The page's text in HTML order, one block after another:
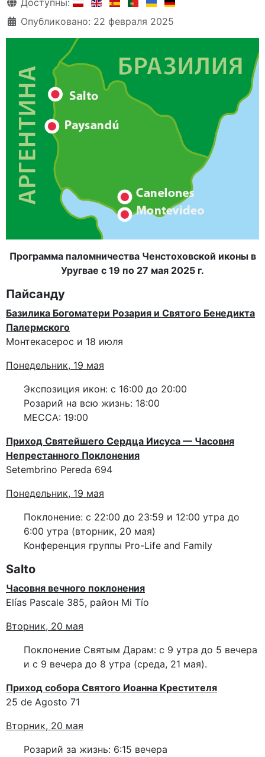
Опубликовано: 22 февраля 2025
Программа паломничества Ченстоховской иконы в
Уругвае с 19 по 27 мая 2025 г.
Пайсанду
Базилика Богоматери Розария и Святого Бенедикта
Палермского
Монтекасерос и 18 июля
Понедельник, 19 мая
Экспозиция икон: с 16:00 до 20:00
Розарий на всю жизнь: 18:00
МЕССА: 19:00
Приход Святейшего Сердца Иисуса — Часовня
Непрестанного Поклонения
Setembrino Pereda 694
Понедельник, 19 мая
Поклонение: с 22:00 до 23:59 и 12:00 утра до
6:00 утра (вторник, 20 мая)
Конференция группы Pro-Life and Family
Salto
Часовня вечного поклонения
Elías Pascale 385, район Mi Tío
Вторник, 20 мая
Поклонение Святым Дарам: с 9 утра до 5 вечера
и с 9 вечера до 8 утра (среда, 21 мая).
Приход собора Святого Иоанна Крестителя
25 de Agosto 71
Вторник, 20 мая
Розарий за жизнь: 6:15 вечера